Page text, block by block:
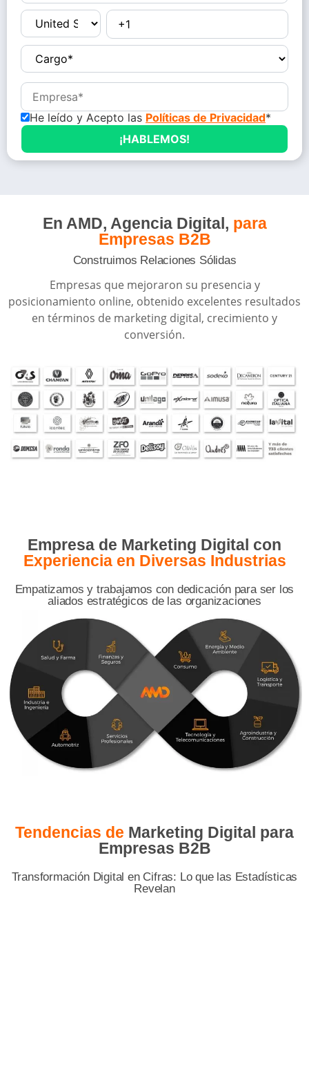
He leído y Acepto las Políticas de Privacidad*
En AMD, Agencia Digital, para
Empresas B2B
Construimos Relaciones Sólidas
Empresas que mejoraron su presencia y
posicionamiento online, obtenido excelentes resultados
en términos de marketing digital, crecimiento y
conversión.
Empresa de Marketing Digital con
Experiencia en Diversas Industrias
Empatizamos y trabajamos con dedicación para ser los
aliados estratégicos de las organizaciones
Tendencias de Marketing Digital para
Empresas B2B
Transformación Digital en Cifras: Lo que las Estadísticas
Revelan